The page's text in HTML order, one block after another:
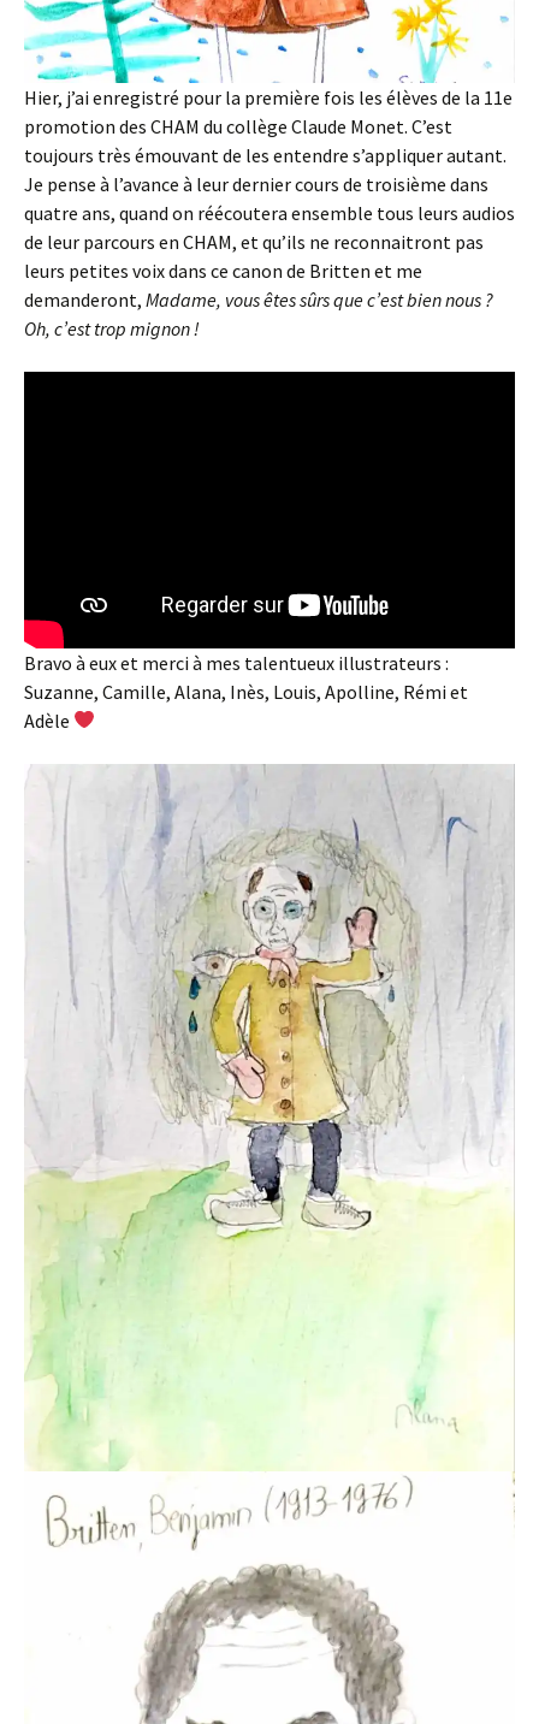
Hier, j’ai enregistré pour la première fois les élèves de la 11e
promotion des CHAM du collège Claude Monet. C’est
toujours très émouvant de les entendre s’appliquer autant.
Je pense à l’avance à leur dernier cours de troisième dans
quatre ans, quand on réécoutera ensemble tous leurs audios
de leur parcours en CHAM, et qu’ils ne reconnaitront pas
leurs petites voix dans ce canon de Britten et me
demanderont, Madame, vous êtes sûrs que c’est bien nous ?
Oh, c’est trop mignon !
Bravo à eux et merci à mes talentueux illustrateurs :
Suzanne, Camille, Alana, Inès, Louis, Apolline, Rémi et
Adèle